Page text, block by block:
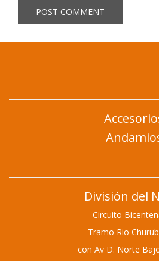
División del
Circuito
Tramo Rio
con Av D. Norte